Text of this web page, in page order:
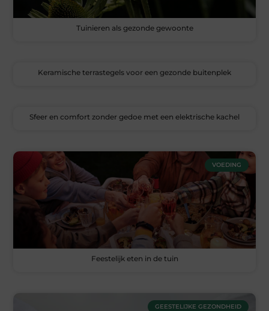
Tuinieren als gezonde gewoonte
Keramische terrastegels voor een gezonde buitenplek
Sfeer en comfort zonder gedoe met een elektrische kachel
VOEDING
Feestelijk eten in de tuin
GEESTELIJKE GEZONDHEID